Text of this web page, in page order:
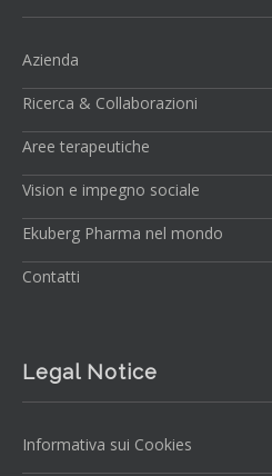
Azienda
Ricerca & Collaborazioni
Aree terapeutiche
Vision e impegno sociale
Ekuberg Pharma nel mondo
Contatti
Legal Notice
Informativa sui Cookies